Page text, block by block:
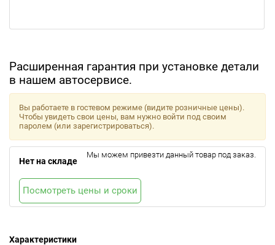
Расширенная гарантия при установке детали
в нашем автосервисе.
Характеристики
Вы работаете в гостевом режиме (видите розничные цены).
Чтобы увидеть свои цены, вам нужно войти под своим
паролем (или зарегистрироваться).
Нет на складе
Мы можем привезти данный товар под заказ.
Посмотреть цены и сроки